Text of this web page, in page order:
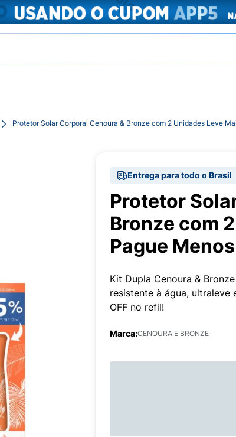
Protetor Solar Corporal Cenoura & Bronze com 2 Unidades Leve
Entrega para todo o Brasil
Protetor
Bronze com
Pague
Kit Dupla Cenoura &
resistente à água, ultraleve
OFF no refil!
Marca:CENOURA E BRONZE